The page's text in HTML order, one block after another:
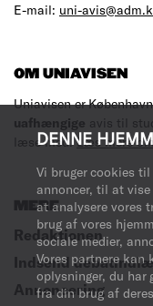
DENNE
Vi bruger cookies
annoncer, til at
at analysere vores
brug af vores
sociale medier,
Vores partnere kan
oplysninger, du har
fra din brug af
E-mail: uni-
OM UNIAVISEN
Uniavisen er
uafhængige avis til
læse med.Læs mere
MERE
Redaktionen
Indsend
Annoncering